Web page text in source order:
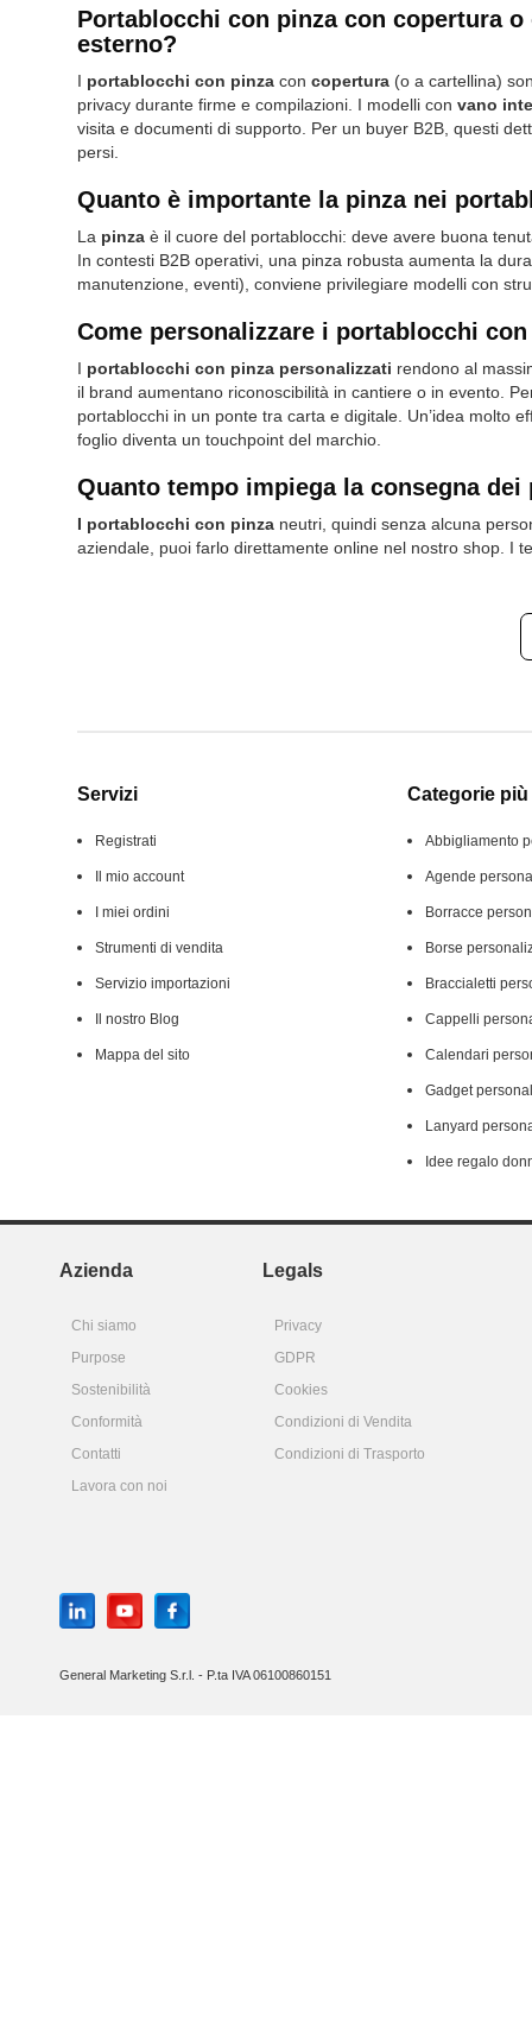
Portablocchi con pinza con copertura
esterno?
I portablocchi con pinza con copertura (o a cartellina)
privacy durante firme e compilazioni. I modelli con vano
visita e documenti di supporto. Per un buyer B2B, questi
persi.
Quanto è importante la pinza nei
La pinza è il cuore del portablocchi: deve avere buona
In contesti B2B operativi, una pinza robusta aumenta la
manutenzione, eventi), conviene privilegiare modelli con
Come personalizzare i portablocchi
I portablocchi con pinza personalizzati rendono al
il brand aumentano riconoscibilità in cantiere o in evento.
portablocchi in un ponte tra carta e digitale. Un’idea molto
foglio diventa un touchpoint del marchio.
Quanto tempo impiega la consegna
I portablocchi con pinza neutri, quindi senza alcuna
aziendale, puoi farlo direttamente online nel nostro shop. I
Servizi
Registrati
Il mio account
I miei ordini
Strumenti di vendita
Servizio importazioni
Il nostro Blog
Mappa del sito
Categorie
Abbigliamento
Agende
Borracce
Borse
Braccialetti
Cappelli
Calendari
Gadget
Lanyard
Idee regalo
Azienda Legals
Chi siamo
Privacy
Purpose
GDPR
Sostenibilità
Cookies
Conformità
Condizioni di Vendita
Contatti
Condizioni di Trasporto
Lavora con noi
General Marketing S.r.l. - P.ta IVA 06100860151